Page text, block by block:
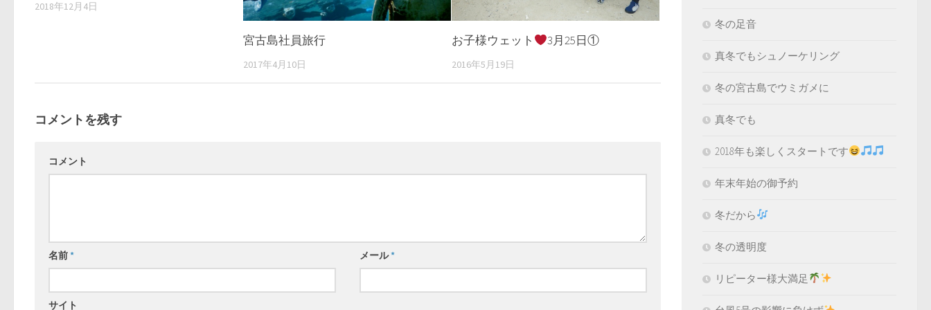
2018年12月4日
宮古島社員旅行
2017年4月10日
お子様ウェット 3月25日①
2016年5月19日
コメントを残す
コメント
名前* メール*
サイト
冬の足音
真冬でもシュノーケリング
冬の宮古島でウミガメに
真冬でも
2018年も楽しくスタートです
年末年始の御予約
冬だから
冬の透明度
リピーター様大満足